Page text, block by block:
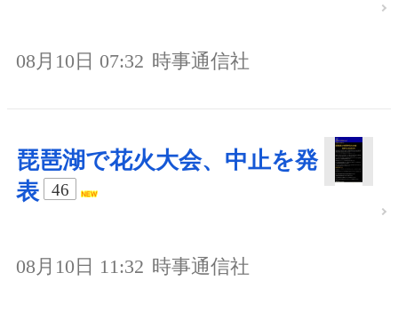
08月10日 07:32 時事通信社
琵琶湖で花火大会、中止を発
表
46
08月10日 11:32 時事通信社